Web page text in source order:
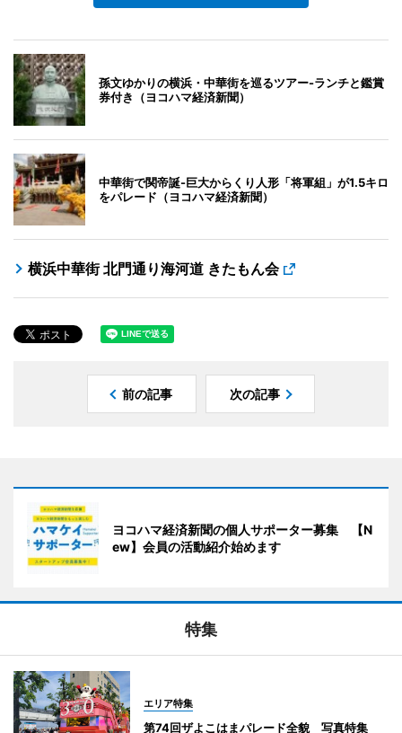
孫文ゆかりの横浜・中華街を巡るツアー-ランチと鑑賞
券付き（ヨコハマ経済新聞）
中華街で関帝誕-巨大からくり人形「将軍組」が1.5キロ
をパレード（ヨコハマ経済新聞）
横浜中華街 北門通り海河道 きたもん会
前の記事 次の記事
ヨコハマ経済新聞の個人サポーター募集 【N
ew】会員の活動紹介始めます
特集
エリア特集
第74回ザよこはまパレード全貌 写真特集